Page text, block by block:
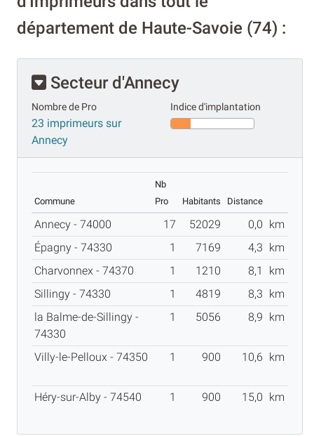
département de Haute-Savoie (74) :
Secteur d'Annecy
Nombre de Pro
23 imprimeurs sur
Annecy
Indice d'implantation
Commune
Nb
Pro
Habitants Distance
Annecy - 74000 17 52029 0,0 km
Épagny - 74330
1 7169 4,3 km
Charvonnex - 74370
1 1210 8,1
km
Sillingy - 74330
1 4819 8,3 km
la Balme-de-Sillingy -
74330
1 5056 8,9 km
Villy-le-Pelloux - 74350 1 900 10,6 km
Héry-sur-Alby - 74540 1 900 15,0 km